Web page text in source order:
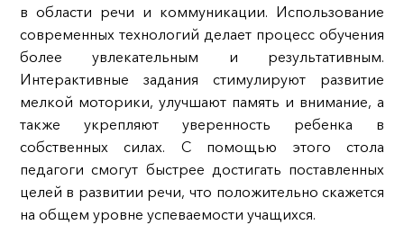
в области речи и коммуникации. Использование
современных технологий делает процесс обучения
более увлекательным и результативным.
Интерактивные задания стимулируют развитие
мелкой моторики, улучшают память и внимание, а
также укрепляют уверенность ребенка в
собственных силах. С помощью этого стола
педагоги смогут быстрее достигать поставленных
целей в развитии речи, что положительно скажется
на общем уровне успеваемости учащихся.